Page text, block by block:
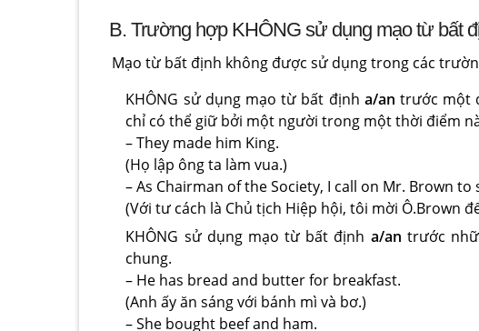
B. Trường hợp KHÔNG sử dụng mạo từ bất
Mạo từ bất định không được sử dụng trong các
KHÔNG sử dụng mạo từ bất định a/an trước một
chỉ có thể giữ bởi một người trong một thời điểm
– They made him King.
(Họ lập ông ta làm vua.)
– As Chairman of the Society, I call on Mr. Brown to
(Với tư cách là Chủ tịch Hiệp hội, tôi mời Ô.Brown
KHÔNG sử dụng mạo từ bất định a/an trước
chung.
– He has bread and butter for breakfast.
(Anh ấy ăn sáng với bánh mì và bơ.)
– She bought beef and ham.